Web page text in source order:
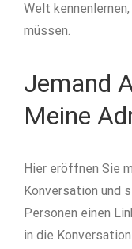
Welt
müssen.
Jemand
Meine
Hier eröffnen Sie
Konversation und
Personen einen
in die